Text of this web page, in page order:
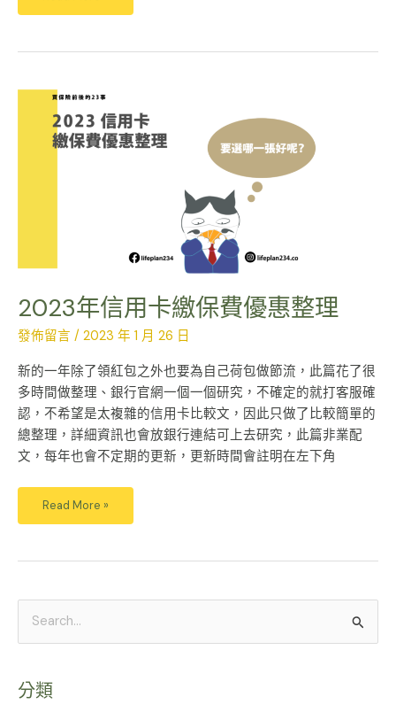
2023年信用卡繳保費優惠整理
發佈留言 / 2023 年 1 月 26 日
新的一年除了領紅包之外也要為自己荷包做節流，此篇花了很
多時間做整理、銀行官網一個一個研究，不確定的就打客服確
認，不希望是太複雜的信用卡比較文，因此只做了比較簡單的
總整理，詳細資訊也會放銀行連結可上去研究，此篇非業配
文，每年也會不定期的更新，更新時間會註明在左下角
2023
年
卡
繳
保
Read More »
鍵
分類